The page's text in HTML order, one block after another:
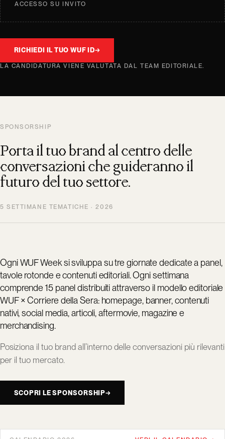
ACCESSO SU INVITO
RICHIEDI IL TUO WUF ID→
LA CANDIDATURA VIENE VALUTATA DAL TEAM EDITORIALE.
SPONSORSHIP
Porta il tuo brand al centro delle
conversazioni che guideranno il
futuro del tuo settore.
5 SETTIMANE TEMATICHE · 2026
Ogni WUF Week si sviluppa su tre giornate dedicate a panel,
tavole rotonde e contenuti editoriali. Ogni settimana
comprende 15 panel distribuiti attraverso il modello editoriale
WUF × Corriere della Sera: homepage, banner, contenuti
nativi, social media, articoli, aftermovie, magazine e
merchandising.
Posiziona il tuo brand all’interno delle conversazioni più rilevanti
per il tuo mercato.
SCOPRI LE SPONSORSHIP→